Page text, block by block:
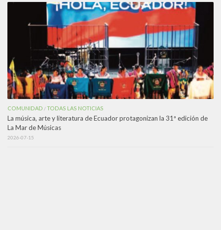
COMUNIDAD /TODAS LAS NOTICIAS
La música, arte y literatura de Ecuador protagonizan la 31ª edición de
La Mar de Músicas
2026-07-15